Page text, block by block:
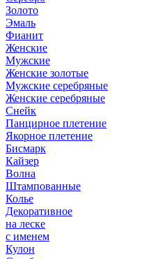
Золото
Эмаль
Фианит
Женские
Мужские
Женские золотые
Мужские серебряные
Женские серебряные
Снейк
Панцирное плетение
Якорное плетение
Бисмарк
Кайзер
Волна
Штампованные
Колье
Декоративное
на леске
с именем
Кулон